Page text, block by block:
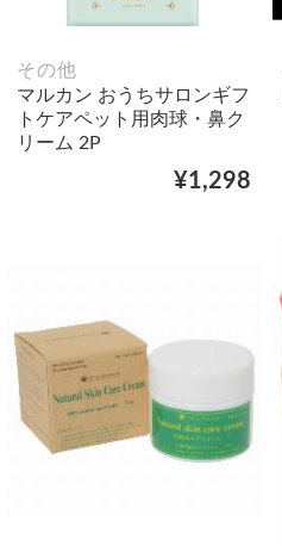
その他
マルカン おうちサロンギフ
トケアペット用肉球・鼻ク
リーム 2P
¥1,298